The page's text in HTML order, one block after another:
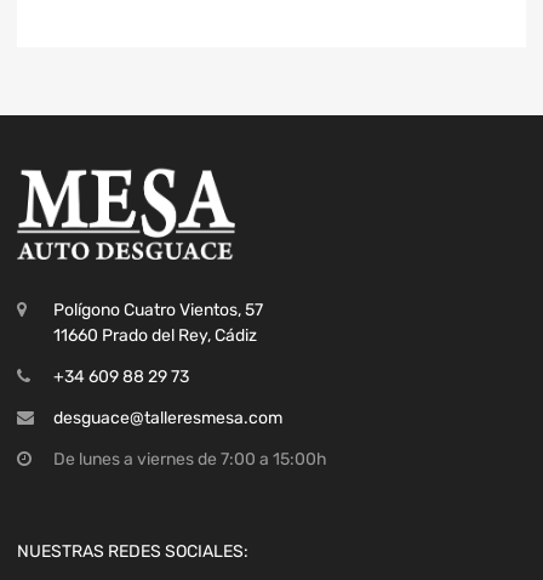
Polígono Cuatro Vientos, 57
11660 Prado del Rey, Cádiz
+34 609 88 29 73
desguace@talleresmesa.com
De lunes a viernes de 7:00 a 15:00h
NUESTRAS REDES SOCIALES: